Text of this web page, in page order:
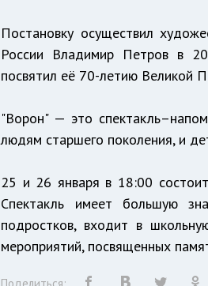
Постановку осуществил
России Владимир Петров в
посвятил её 70-летию Великой
"Ворон" — это
людям старшего поколения, и
25 и 26 января в 18:00
Спектакль имеет большую
подростков, входит в
мероприятий, посвященных